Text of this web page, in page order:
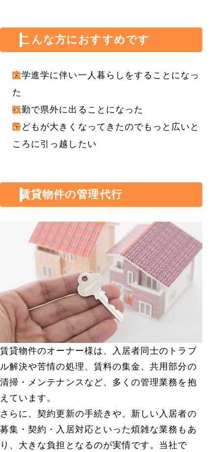
こんな方におすすめです
大学進学に伴い一人暮らしをすることになっ
た
転勤で県外に出ることになった
子どもが大きくなってきたのでもっと広いと
ころに引っ越したい
賃貸物件の管理代行
賃貸物件のオーナー様は、入居者同士のトラブ
ル解決や苦情の処理、賃料の集金、共用部分の
清掃・メンテナンスなど、多くの管理業務を抱
えています。
さらに、契約更新の手続きや、新しい入居者の
募集・契約・入居対応といった煩雑な業務もあ
り、大きな負担となるのが実情です。当社で